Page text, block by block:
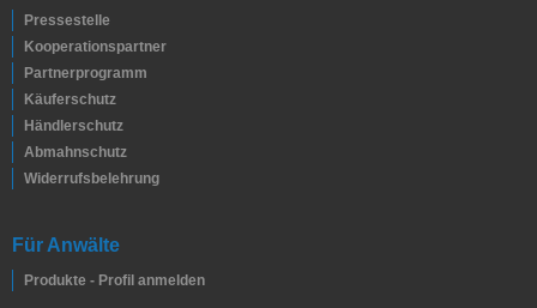
Pressestelle
Kooperationspartner
Partnerprogramm
Käuferschutz
Händlerschutz
Abmahnschutz
Widerrufsbelehrung
Für Anwälte
Produkte - Profil anmelden